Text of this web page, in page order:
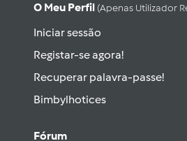
O Meu Perfil (apenas Utilizador
Iniciar sessão
Registar-se agora!
Recuperar palavra-passe!
Bimbylhotices
Fórum